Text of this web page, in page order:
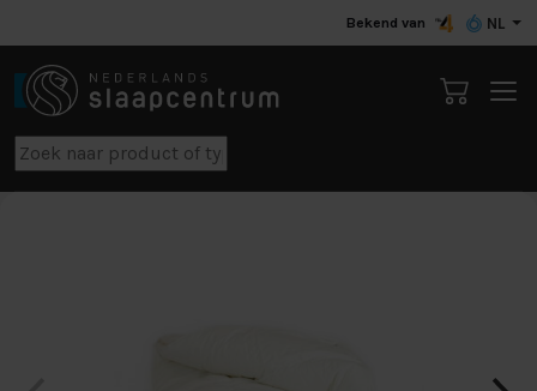
Bekend van NL